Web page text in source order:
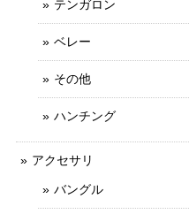
テンガロン
ベレー
その他
ハンチング
アクセサリ
バングル